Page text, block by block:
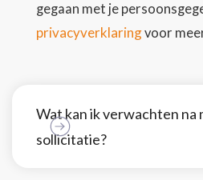
gegaan met je
privacyverklaringvoor
Wat kan ik verwachten na
sollicitatie?